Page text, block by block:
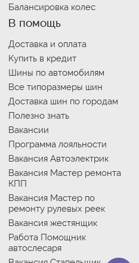
Балансировка колес
В помощь
Доставка и оплата
Купить в кредит
Шины по автомобилям
Все типоразмеры шин
Доставка шин по городам
Полезно знать
Вакансии
Программа лояльности
Вакансия Автоэлектрик
Вакансия Мастер ремонта
КПП
Вакансия Мастер по
ремонту рулевых реек
Вакансия жестянщик
Работа Помощник
автослесаря